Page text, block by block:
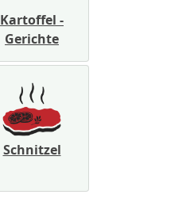
Kartoffel -
Gerichte
Schnitzel